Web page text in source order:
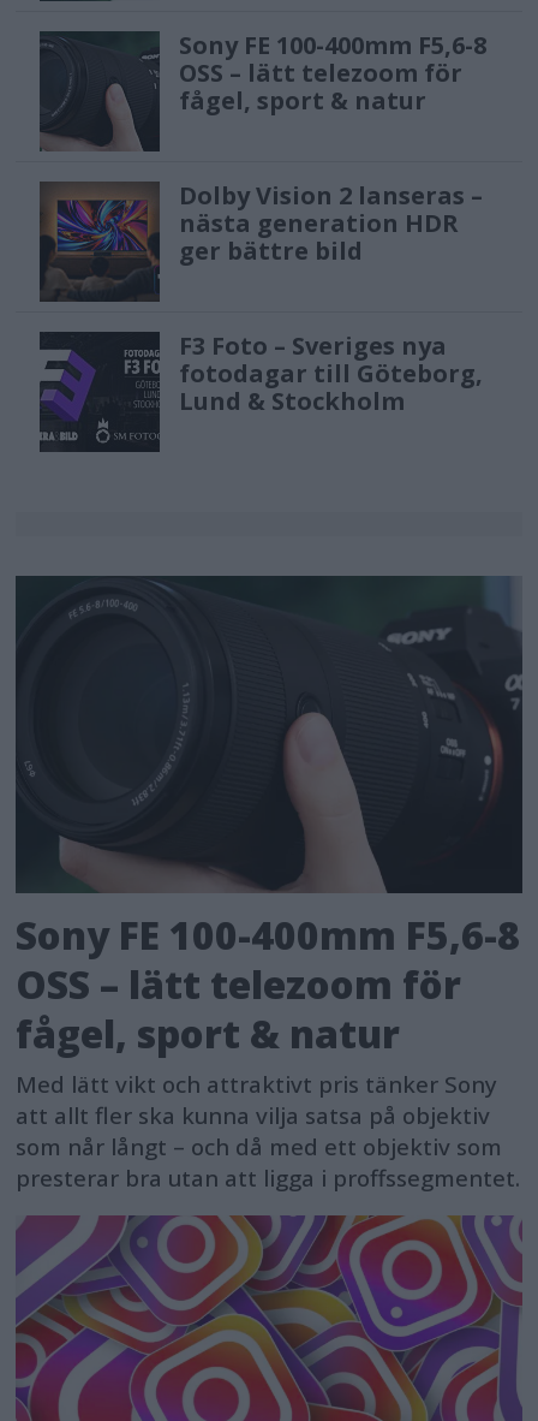
Sony FE 100-400mm F5,6-8
OSS – lätt telezoom för
fågel, sport & natur
Dolby Vision 2 lanseras –
nästa generation HDR
ger bättre bild
F3 Foto – Sveriges nya
fotodagar till Göteborg,
Lund & Stockholm
Sony FE 100-400mm F5,6-8
OSS – lätt telezoom för
fågel, sport & natur
Med lätt vikt och attraktivt pris tänker Sony
att allt fler ska kunna vilja satsa på objektiv
som når långt – och då med ett objektiv som
presterar bra utan att ligga i proffssegmentet.